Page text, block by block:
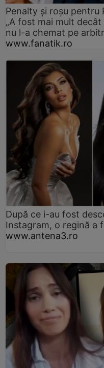
Penalty și roșu pentru
„A fost mai mult decât
nu l-a chemat pe
www.fanatik.ro
După ce i-au fost
Instagram, o regină a
www.antena3.ro